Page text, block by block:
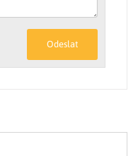
Odeslat